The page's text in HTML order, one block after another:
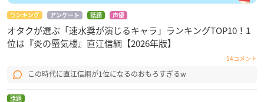
ランキング アンケート 話題 声優
オタクが選ぶ「速水奨が演じるキャラ」ランキングTOP10！1
位は『炎の蜃気楼』直江信綱【2026年版】
14コメント
この時代に直江信綱が1位になるのおもろすぎるw
話題